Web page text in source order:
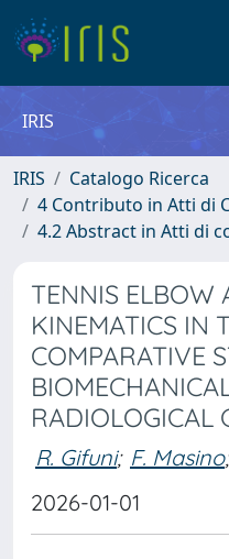
IRIS
IRIS
Catalogo Ricerca
4 Contributo in Atti di
4.2 Abstract in Atti di
TENNIS ELBOW
KINEMATICS IN
COMPARATIVE
RADIOLOGICAL
R. Gifuni; F. Masino;
2026-01-01